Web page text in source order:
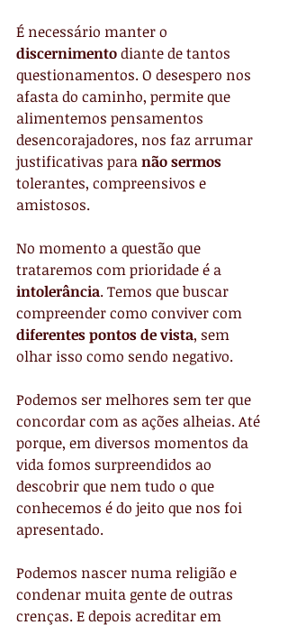
É necessário manter o
discernimento diante de tantos
questionamentos. O desespero nos
afasta do caminho, permite que
alimentemos pensamentos
desencorajadores, nos faz arrumar
justificativas para não sermos
tolerantes, compreensivos e
amistosos.
No momento a questão que
trataremos com prioridade é a
intolerância. Temos que buscar
compreender como conviver com
diferentes pontos de vista, sem
olhar isso como sendo negativo.
Podemos ser melhores sem ter que
concordar com as ações alheias. Até
porque, em diversos momentos da
vida fomos surpreendidos ao
descobrir que nem tudo o que
conhecemos é do jeito que nos foi
apresentado.
Podemos nascer numa religião e
condenar muita gente de outras
crenças. E depois acreditar em